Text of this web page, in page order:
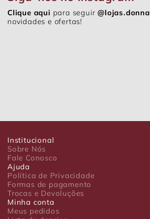
Clique aqui para seguir@lojas.donna
novidades e ofertas!
Institucional
Sobre Nós
Fale Conosco
Ajuda
Política de Privacidade
Formas de pagamento
Trocas e Devoluções
Minha conta
Meus pedidos